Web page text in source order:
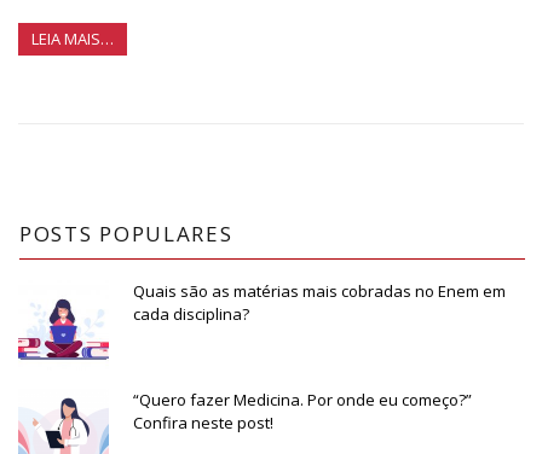
LEIA MAIS…
POSTS POPULARES
Quais são as matérias mais cobradas no Enem em
cada disciplina?
“Quero fazer Medicina. Por onde eu começo?”
Confira neste post!